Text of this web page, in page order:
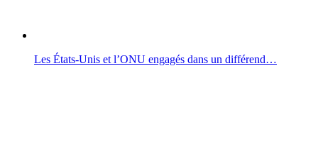
Les États-Unis et l’ONU engagés dans un différend…